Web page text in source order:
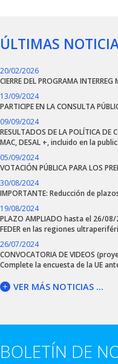
ÚLTIMAS
20/02/2026
CIERRE DEL PROGRAMA
13/09/2024
PARTICIPE EN LA CONSULTA
09/09/2024
RESULTADOS DE LA POLÍTICA
MAC, DESAL +, incluido en la
05/09/2024
VOTACIÓN PÚBLICA PARA LOS
30/08/2024
IMPORTANTE: Reducción de
19/08/2024
PLAZO AMPLIADO hasta el 26/
FEDER en las regiones
26/07/2024
CONVOCATORIA DE VIDEOS
Complete la encuesta de la UE
VER MÁS NOTICIAS ...
BOLETÍN DE